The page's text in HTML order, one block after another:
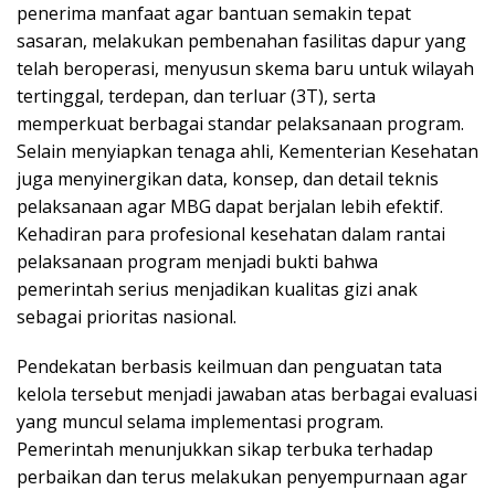
penerima manfaat agar bantuan semakin tepat
sasaran, melakukan pembenahan fasilitas dapur yang
telah beroperasi, menyusun skema baru untuk wilayah
tertinggal, terdepan, dan terluar (3T), serta
memperkuat berbagai standar pelaksanaan program.
Selain menyiapkan tenaga ahli, Kementerian Kesehatan
juga menyinergikan data, konsep, dan detail teknis
pelaksanaan agar MBG dapat berjalan lebih efektif.
Kehadiran para profesional kesehatan dalam rantai
pelaksanaan program menjadi bukti bahwa
pemerintah serius menjadikan kualitas gizi anak
sebagai prioritas nasional.
Pendekatan berbasis keilmuan dan penguatan tata
kelola tersebut menjadi jawaban atas berbagai evaluasi
yang muncul selama implementasi program.
Pemerintah menunjukkan sikap terbuka terhadap
perbaikan dan terus melakukan penyempurnaan agar